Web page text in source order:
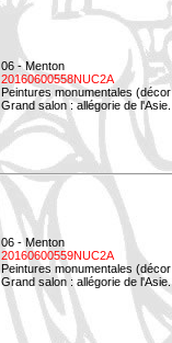
06 - Menton
20160600558NUC2A
Peintures monumentales
Grand salon : allégorie de
06 - Menton
20160600559NUC2A
Peintures monumentales
Grand salon : allégorie de l'Asie.